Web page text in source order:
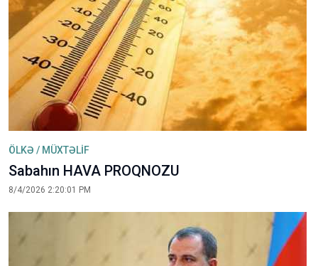
ÖLKƏ / MÜXTƏLİF
Sabahın HAVA PROQNOZU
8/4/2026 2:20:01 PM